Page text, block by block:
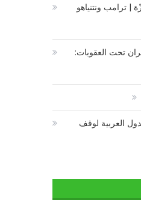
| ترامب ونتنياهو
تحت العقوبات:
العربية لوقف